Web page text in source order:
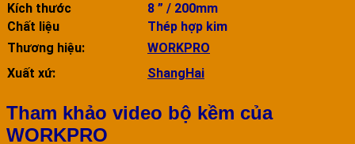
Kích thước
8 ” / 200mm
Chất liệu
Thép hợp kim
Thương hiệu:
WORKPRO
Xuất xứ:
ShangHai
Tham khảo video bộ kềm của
WORKPRO